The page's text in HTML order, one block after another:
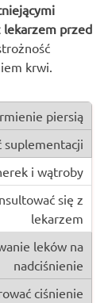
lekarzem przed
krwi.
piersią
suplementacji
i wątroby
się z
lekarzem
leków na
nadciśnienie
ciśnienie